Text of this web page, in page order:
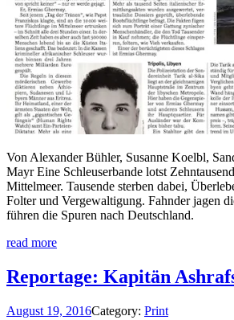
Von Alexander Bühler, Susanne Koelbl,
Mayr Eine Schleuserbande lotst
Mittelmeer. Tausende sterben dabei,
Folter und Vergewaltigung. Fahnder jagen
führen die Spuren nach Deutschland.
read more
Reportage: Kapitän
August 19, 2016Category: Print